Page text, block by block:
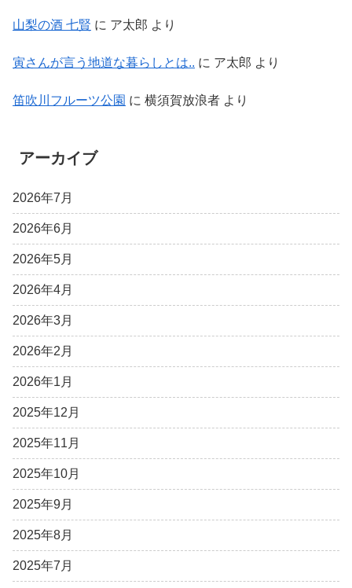
山梨の酒 七賢 に ア太郎 より
寅さんが言う地道な暮らしとは.. に ア太郎 より
笛吹川フルーツ公園 に 横須賀放浪者 より
アーカイブ
2026年7月
2026年6月
2026年5月
2026年4月
2026年3月
2026年2月
2026年1月
2025年12月
2025年11月
2025年10月
2025年9月
2025年8月
2025年7月